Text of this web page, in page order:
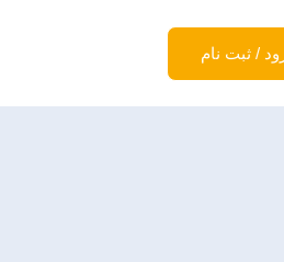
/ ثبت نام